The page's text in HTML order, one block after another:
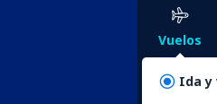
Vuelos
Ida y